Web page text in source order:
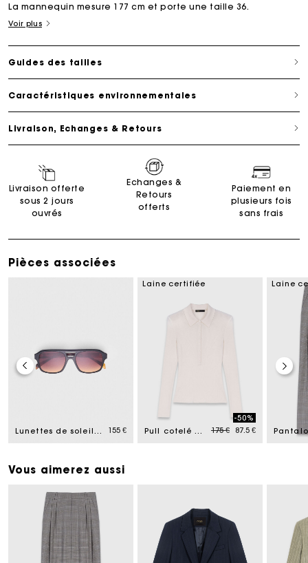
La mannequin mesure 177 cm et porte une taille 36.
Voir plus
Guides des tailles
Caractéristiques environnementales
Livraison, Echanges & Retours
Livraison offerte
sous 2 jours
ouvrés
Echanges &
Retours
offerts
Paiement en
plusieurs fois
sans frais
Pièces associées
from Lunettes de soleil pilote 155 €
Laine certifiée
Pull cotelé à col polo Price reduced from
175 €to
-50%
87.5 €
Laine
Vous aimerez aussi